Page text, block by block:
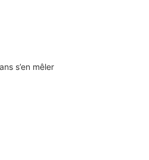
s’en mêler